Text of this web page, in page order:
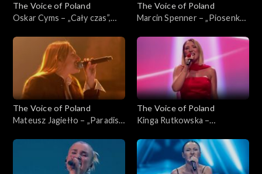
The Voice of Poland
Oskar Cyms – „Cały czas”,
8 listopada 2025
The Voice of Poland
Marcin Spenner – „Piosenka
Poland”, Live 1, 8 listopada
The Voice of Poland
Mateusz Jagiełło – „Paradise
Live 1, 8 listopada 2025
The Voice of Poland
Kinga Rutkowska –
„The Voice of Poland”, Live 1,
8 listopada 2025